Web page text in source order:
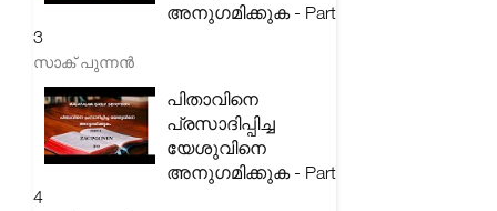
അനുഗമിക്കുക - Part
3
സാക് പുന്നൻ
പിതാവിനെ
പ്രസാദിപ്പിച്ച
യേശുവിനെ
അനുഗമിക്കുക - Part
4